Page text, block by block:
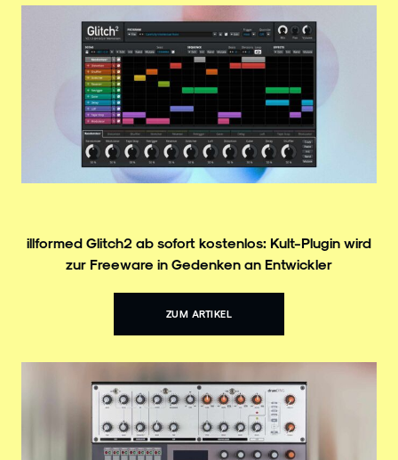
illformed Glitch² ab sofort kostenlos: Kult-Plugin wird
zur Freeware in Gedenken an Entwickler
ZUM ARTIKEL